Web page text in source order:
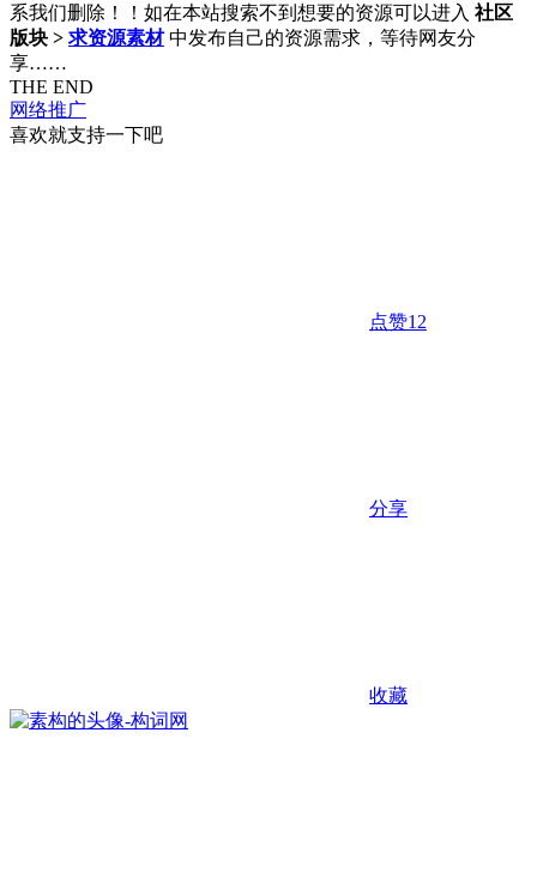
系我们删除！！如在本站搜索不到想要的资源可以进入 社区
版块 > 求资源素材 中发布自己的资源需求，等待网友分
享……
THE END
网络推广
喜欢就支持一下吧
点赞12
分享
收藏